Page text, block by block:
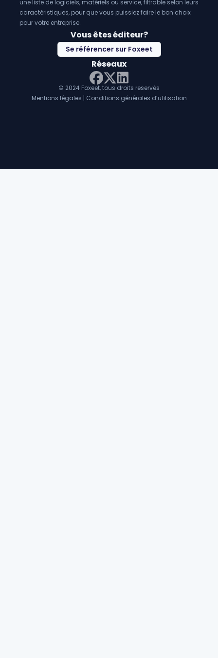
une liste de logiciels, matériels ou service, filtrable selon leurs
caractéristiques, pour que vous puissiez faire le bon choix
pour votre entreprise.
Vous êtes éditeur?
Se référencer sur Foxeet
Réseaux
Facebook
Twitter X
LinkedIn
© 2024 Foxeet, tous droits reservés
Mentions légales | Conditions générales d’utilisation